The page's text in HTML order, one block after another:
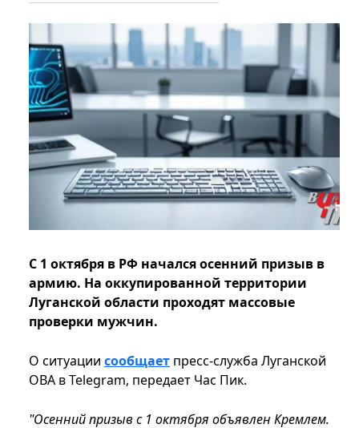
С 1 октября в РФ начался осенний призыв в
армию. На оккупированной территории
Луганской области проходят массовые
проверки мужчин.
О ситуации сообщает пресс-служба Луганской
ОВА в Telegram, передает Час Пик.
"Осенний призыв с 1 октября объявлен Кремлем.